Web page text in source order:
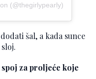
(@thegirlypearly)
šal, a kada sunce
za proljeće koje